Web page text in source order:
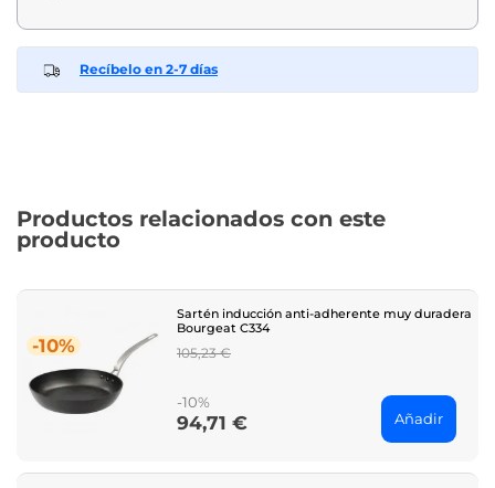
Recíbelo en 2-7 días
Productos relacionados con este
producto
-10%
Sartén inducción anti-adherente muy duradera
Bourgeat C334
Regular
105,23 €
-10%
Price
94,71 € Añadir